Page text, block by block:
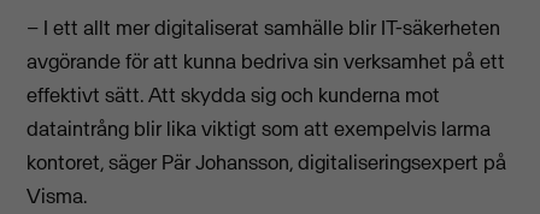
– I ett allt mer digitaliserat samhälle blir IT-säkerheten
avgörande för att kunna bedriva sin verksamhet på ett
effektivt sätt. Att skydda sig och kunderna mot
dataintrång blir lika viktigt som att exempelvis larma
kontoret, säger Pär Johansson, digitaliseringsexpert på
Visma.